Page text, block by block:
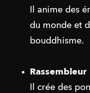
Il anime des
du monde et
bouddhisme.
Rassembleur
Il crée des